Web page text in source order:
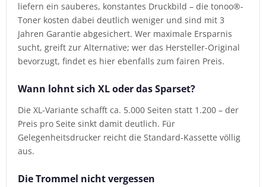
liefern ein sauberes, konstantes Druckbild – die tonoo®-
Toner kosten dabei deutlich weniger und sind mit 3
Jahren Garantie abgesichert. Wer maximale Ersparnis
sucht, greift zur Alternative; wer das Hersteller-Original
bevorzugt, findet es hier ebenfalls zum fairen Preis.
Wann lohnt sich XL oder das Sparset?
Die XL-Variante schafft ca. 5.000 Seiten statt 1.200 – der
Preis pro Seite sinkt damit deutlich. Für
Gelegenheitsdrucker reicht die Standard-Kassette völlig
aus.
Die Trommel nicht vergessen